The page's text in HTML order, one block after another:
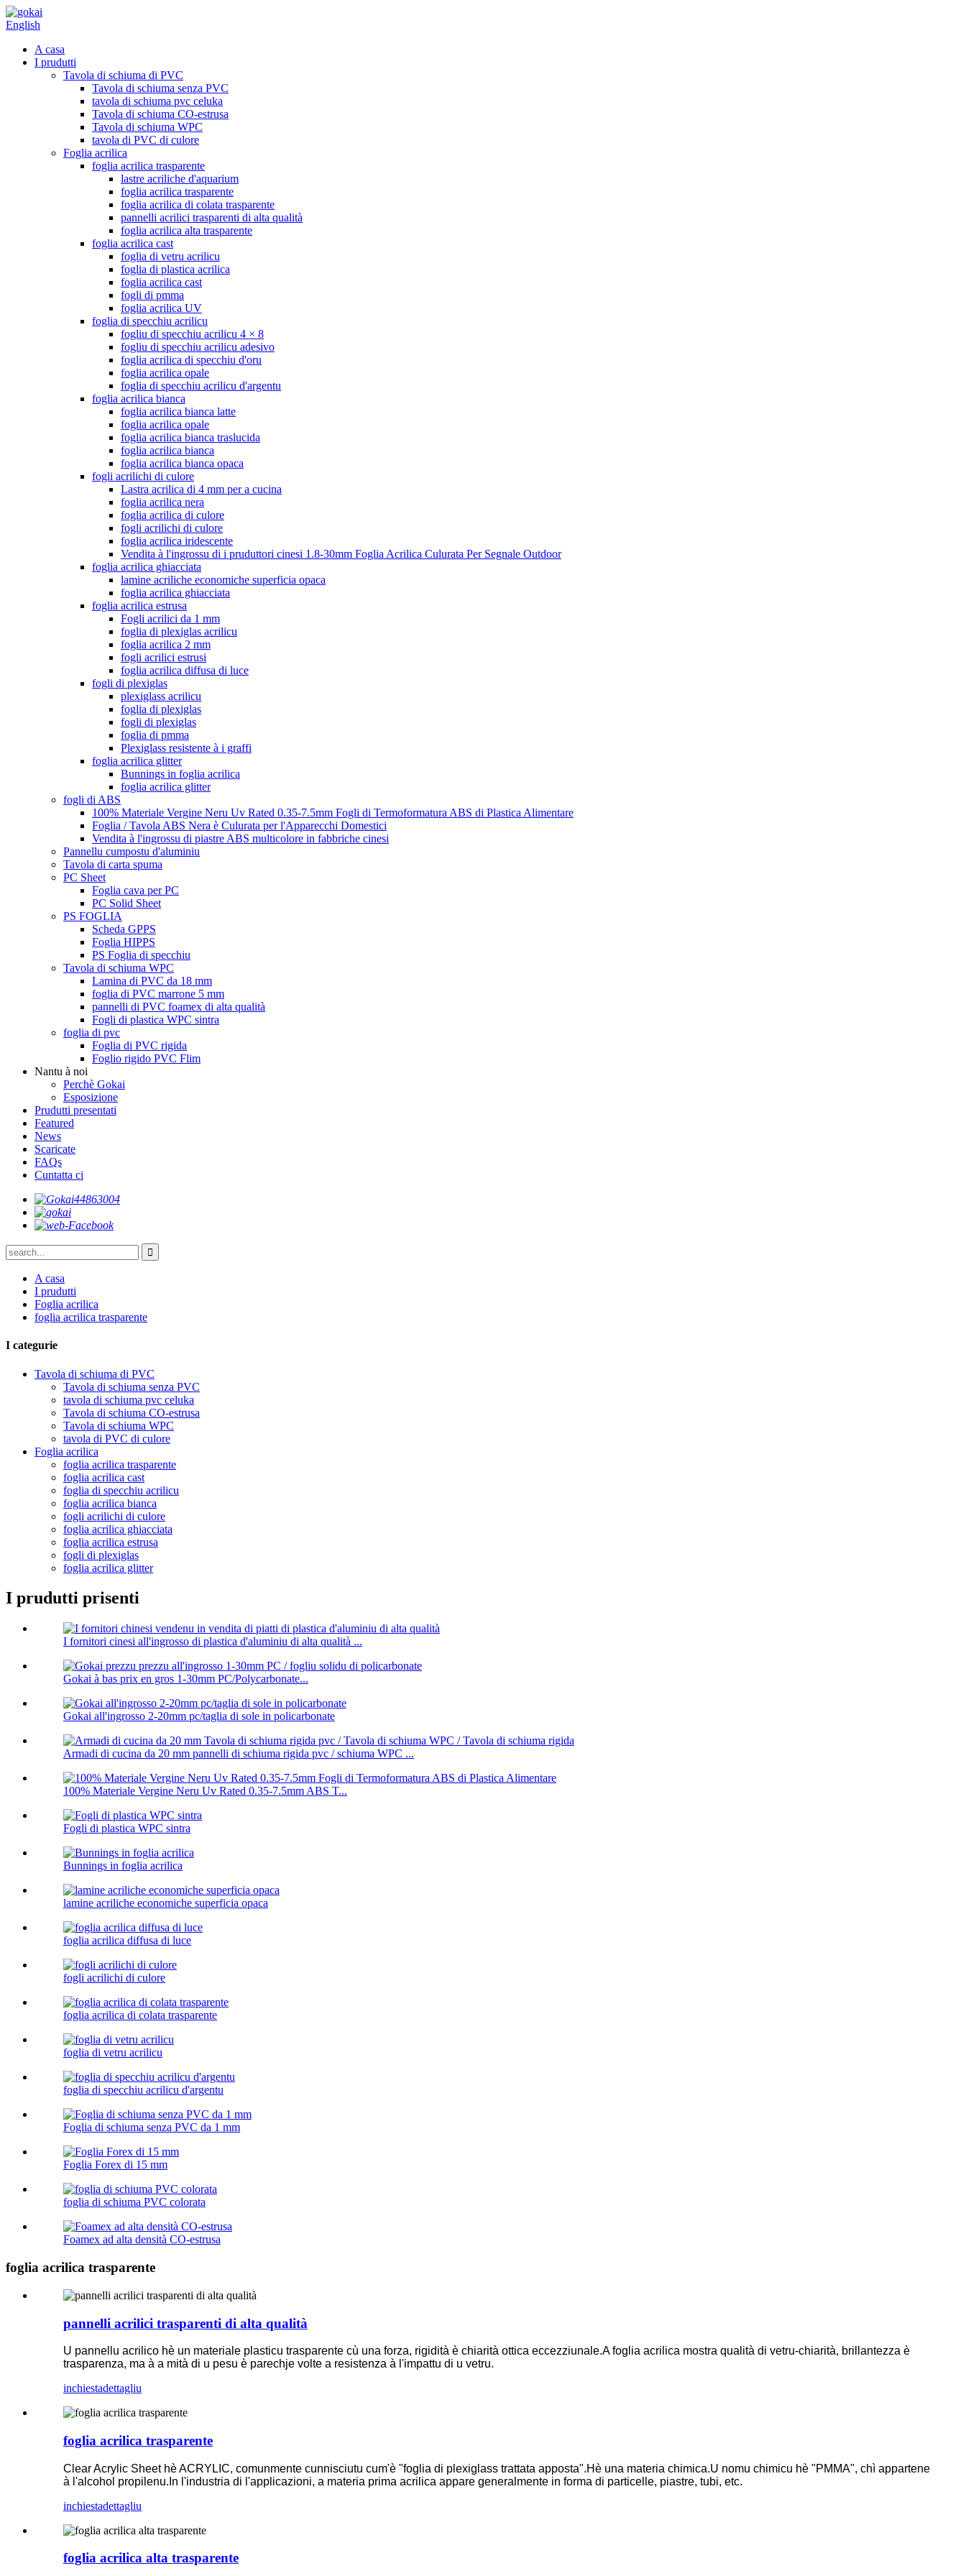
English
A casa
I prudutti
Tavola di schiuma di PVC
Tavola di schiuma senza PVC
tavola di schiuma pvc celuka
Tavola di schiuma CO-estrusa
Tavola di schiuma WPC
tavola di PVC di culore
Foglia acrilica
foglia acrilica trasparente
lastre acriliche d'aquarium
foglia acrilica trasparente
foglia acrilica di colata trasparente
pannelli acrilici trasparenti di alta qualità
foglia acrilica alta trasparente
foglia acrilica cast
foglia di vetru acrilicu
foglia di plastica acrilica
foglia acrilica cast
fogli di pmma
foglia acrilica UV
foglia di specchiu acrilicu
fogliu di specchiu acrilicu 4 × 8
fogliu di specchiu acrilicu adesivo
foglia acrilica di specchiu d'oru
foglia acrilica opale
foglia di specchiu acrilicu d'argentu
foglia acrilica bianca
foglia acrilica bianca latte
foglia acrilica opale
foglia acrilica bianca traslucida
foglia acrilica bianca
foglia acrilica bianca opaca
fogli acrilichi di culore
Lastra acrilica di 4 mm per a cucina
foglia acrilica nera
foglia acrilica di culore
fogli acrilichi di culore
foglia acrilica iridescente
Vendita à l'ingrossu di i pruduttori cinesi 1.8-30mm Foglia Acrilica Culurata Per Segnale Outdoor
foglia acrilica ghiacciata
lamine acriliche economiche superficia opaca
foglia acrilica ghiacciata
foglia acrilica estrusa
Fogli acrilici da 1 mm
foglia di plexiglas acrilicu
foglia acrilica 2 mm
fogli acrilici estrusi
foglia acrilica diffusa di luce
fogli di plexiglas
plexiglass acrilicu
foglia di plexiglas
fogli di plexiglas
foglia di pmma
Plexiglass resistente à i graffi
foglia acrilica glitter
Bunnings in foglia acrilica
foglia acrilica glitter
fogli di ABS
100% Materiale Vergine Neru Uv Rated 0.35-7.5mm Fogli di Termoformatura ABS di Plastica Alimentare
Foglia / Tavola ABS Nera è Culurata per l'Apparecchi Domestici
Vendita à l'ingrossu di piastre ABS multicolore in fabbriche cinesi
Pannellu cumpostu d'aluminiu
Tavola di carta spuma
PC Sheet
Foglia cava per PC
PC Solid Sheet
PS FOGLIA
Scheda GPPS
Foglia HIPPS
PS Foglia di specchiu
Tavola di schiuma WPC
Lamina di PVC da 18 mm
foglia di PVC marrone 5 mm
pannelli di PVC foamex di alta qualità
Fogli di plastica WPC sintra
foglia di pvc
Foglia di PVC rigida
Foglio rigido PVC Flim
Nantu à noi
Perchè Gokai
Esposizione
Prudutti presentati
Featured
News
Scaricate
FAQs
Cuntatta ci
A casa
I prudutti
Foglia acrilica
foglia acrilica trasparente
I categurie
Tavola di schiuma di PVC
Tavola di schiuma senza PVC
tavola di schiuma pvc celuka
Tavola di schiuma CO-estrusa
Tavola di schiuma WPC
tavola di PVC di culore
Foglia acrilica
foglia acrilica trasparente
foglia acrilica cast
foglia di specchiu acrilicu
foglia acrilica bianca
fogli acrilichi di culore
foglia acrilica ghiacciata
foglia acrilica estrusa
fogli di plexiglas
foglia acrilica glitter
I prudutti prisenti
I fornitori cinesi all'ingrosso di plastica d'aluminiu di alta qualità ...
Gokai à bas prix en gros 1-30mm PC/Polycarbonate...
Gokai all'ingrosso 2-20mm pc/taglia di sole in policarbonate
Armadi di cucina da 20 mm pannelli di schiuma rigida pvc / schiuma WPC ...
100% Materiale Vergine Neru Uv Rated 0.35-7.5mm ABS T...
Fogli di plastica WPC sintra
Bunnings in foglia acrilica
lamine acriliche economiche superficia opaca
foglia acrilica diffusa di luce
fogli acrilichi di culore
foglia acrilica di colata trasparente
foglia di vetru acrilicu
foglia di specchiu acrilicu d'argentu
Foglia di schiuma senza PVC da 1 mm
Foglia Forex di 15 mm
foglia di schiuma PVC colorata
Foamex ad alta densità CO-estrusa
foglia acrilica trasparente
pannelli acrilici trasparenti di alta qualità
U pannellu acrilico hè un materiale plasticu trasparente cù una forza, rigidità è chiarità ottica eccezziunale.A foglia acrilica mostra qualità di vetru-chiarità, brillantezza è
trasparenza, ma à a mità di u pesu è parechje volte a resistenza à l'impattu di u vetru.
inchiestadettagliu
foglia acrilica trasparente
Clear Acrylic Sheet hè ACRYLIC, comunmente cunnisciutu cum'è "foglia di plexiglass trattata apposta".Hè una materia chimica.U nomu chimicu hè "PMMA", chì appartene
à l'alcohol propilenu.In l'industria di l'applicazioni, a materia prima acrilica appare generalmente in forma di particelle, piastre, tubi, etc.
inchiestadettagliu
foglia acrilica alta trasparente